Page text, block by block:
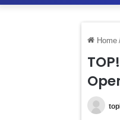
Home